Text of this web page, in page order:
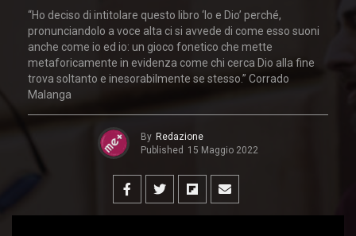
“Ho deciso di intitolare questo libro ‘Io e Dio’ perché,
pronunciandolo a voce alta ci si avvede di come esso suoni
anche come io ed io: un gioco fonetico che mette
metaforicamente in evidenza come chi cerca Dio alla fine
trova soltanto e inesorabilmente se stesso.” Corrado
Malanga
By Redazione
Published 15 Maggio 2022